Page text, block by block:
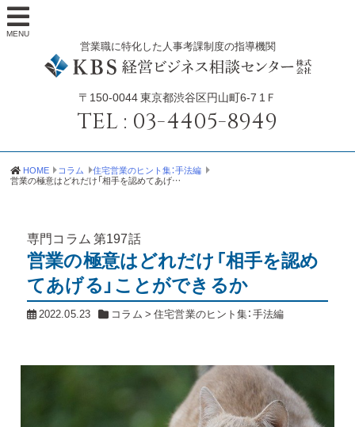
MENU
営業職に特化した人事考課制度の指導機関
〒150-0044東京都渋谷区円山町6-7 1Ｆ
TEL : 03-4405-8949
HOME コラム 住宅営業のヒント集：手法編
営業の極意はどれだけ「相手を認めてあげる」ことができるか
専門コラム第197話
営業の極意はどれだけ「相手を認め
てあげる」ことができるか
2022.05.23 コラム >住宅営業のヒント集：手法編